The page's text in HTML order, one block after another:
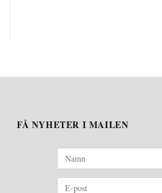
FÅ NYHETER I MAILEN